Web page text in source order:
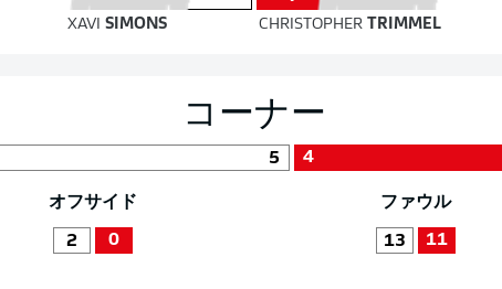
XAVISIMONS CHRISTOPHER TRIMMEL
コーナー
5 4
オフサイド
2 0
ファウル
13 11